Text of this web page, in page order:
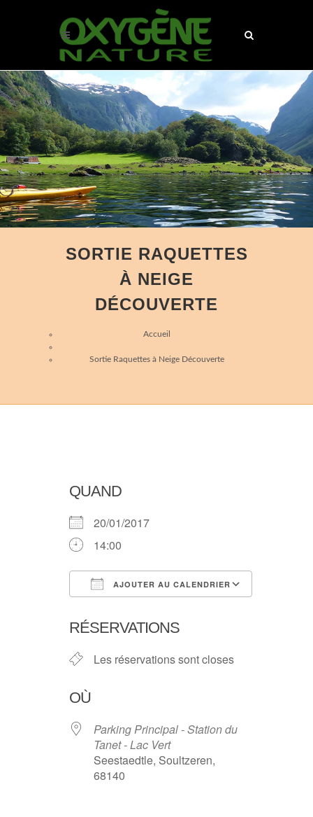
SORTIE RAQUETTES
À NEIGE
DÉCOUVERTE
Accueil
Sortie Raquettes à Neige Découverte
QUAND
20/01/2017
14:00
AJOUTER AU CALENDRIER
RÉSERVATIONS
Les réservations sont closes
OÙ
Parking Principal - Station du
Tanet - Lac Vert
Seestaedtle, Soultzeren,
68140